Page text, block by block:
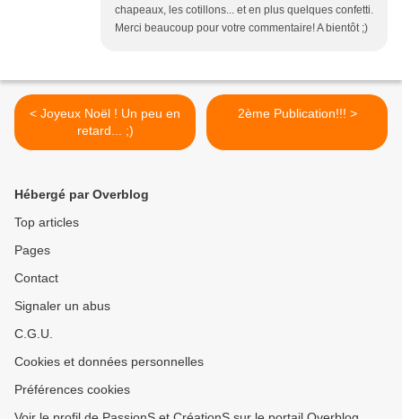
chapeaux, les cotillons... et en plus quelques confetti.
Merci beaucoup pour votre commentaire! A bientôt ;)
< Joyeux Noël ! Un peu en
retard... ;)
2ème Publication!!! >
Hébergé par Overblog
Top articles
Pages
Contact
Signaler un abus
C.G.U.
Cookies et données personnelles
Préférences cookies